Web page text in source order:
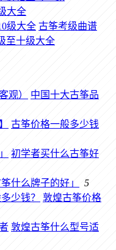
大全
古筝考级曲谱
中国十大古筝品
古筝价格一般多少钱
初学者买什么古筝好
筝什么牌子的好」
5
敦煌古筝价格
敦煌古筝什么型号适